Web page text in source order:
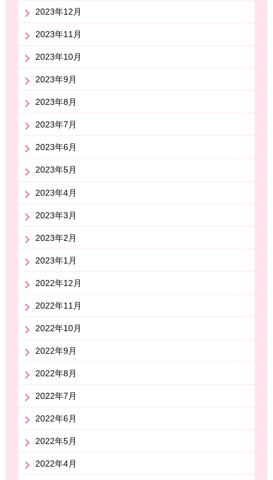
2023年12月
2023年11月
2023年10月
2023年9月
2023年8月
2023年7月
2023年6月
2023年5月
2023年4月
2023年3月
2023年2月
2023年1月
2022年12月
2022年11月
2022年10月
2022年9月
2022年8月
2022年7月
2022年6月
2022年5月
2022年4月